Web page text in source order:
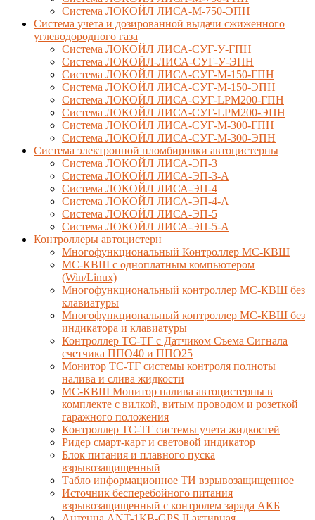
Система ЛОКОЙЛ ЛИСА-М-750-ЭПН
Система учета и дозированной выдачи сжиженного
углеводородного газа
Система ЛОКОЙЛ ЛИСА-СУГ-У-ГПН
Система ЛОКОЙЛ-ЛИСА-СУГ-У-ЭПН
Система ЛОКОЙЛ ЛИСА-СУГ-М-150-ГПН
Система ЛОКОЙЛ ЛИСА-СУГ-М-150-ЭПН
Система ЛОКОЙЛ ЛИСА-СУГ-LPM200-ГПН
Система ЛОКОЙЛ ЛИСА-СУГ-LPM200-ЭПН
Система ЛОКОЙЛ ЛИСА-СУГ-М-300-ГПН
Система ЛОКОЙЛ ЛИСА-СУГ-М-300-ЭПН
Система электронной пломбировки автоцистерны
Система ЛОКОЙЛ ЛИСА-ЭП-3
Система ЛОКОЙЛ ЛИСА-ЭП-3-А
Система ЛОКОЙЛ ЛИСА-ЭП-4
Система ЛОКОЙЛ ЛИСА-ЭП-4-А
Система ЛОКОЙЛ ЛИСА-ЭП-5
Система ЛОКОЙЛ ЛИСА-ЭП-5-А
Контроллеры автоцистерн
Многофункциональный Контроллер МС-КВШ
МС-КВШ с одноплатным компьютером
(Win/Linux)
Многофункциональный контроллер МС-КВШ без
клавиатуры
Многофункциональный контроллер МС-КВШ без
индикатора и клавиатуры
Контроллер ТС-ТГ с Датчиком Съема Сигнала
счетчика ППО40 и ППО25
Монитор ТС-ТГ системы контроля полноты
налива и слива жидкости
МС-КВШ Монитор налива автоцистерны в
комплекте с вилкой, витым проводом и розеткой
гаражного положения
Контроллер ТС-ТГ системы учета жидкостей
Ридер смарт-карт и световой индикатор
Блок питания и плавного пуска
взрывозащищенный
Табло информационное ТИ взрывозащищенное
Источник бесперебойного питания
взрывозащищенный с контролем заряда АКБ